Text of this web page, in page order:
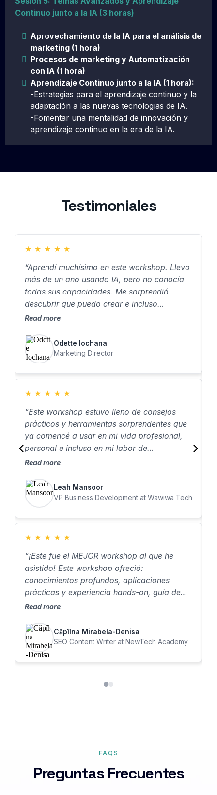
Continuo junto a la IA (3 horas)
Aprovechamiento de la IA para el análisis de
marketing (1 hora)
Procesos de marketing y Automatización
con IA (1 hora)
Aprendizaje Continuo junto a la IA (1 hora):
-Estrategias para el aprendizaje continuo y la
adaptación a las nuevas tecnologías de IA.
-Fomentar una mentalidad de innovación y
aprendizaje continuo en la era de la IA.
Testimoniales
★ ★ ★ ★ ★
“Aprendí muchísimo en este workshop. Llevo
más de un año usando IA, pero no conocía
todas sus capacidades. Me sorprendió
descubrir que puedo crear e incluso
personalizar mi propio GPT a un nivel tan
alcanzado otro nivel y estoy ansioso por
aplicar todo lo que aprendí en mi trabajo.”
Read more
Odette Iochana
Marketing Director
★ ★ ★ ★ ★
“Este workshop estuvo lleno de consejos
prácticos y herramientas sorprendentes que
ya comencé a usar en mi vida profesional,
personal e incluso en mi labor de
voluntariado. Las discusiones colaborativas
enriquecedoras, y aprender de ellos fue uno
de los aspectos más destacados.”
Read more
Leah Mansoor
VP Business Development at Wawiwa Tech
★ ★ ★ ★ ★
“¡Este fue el MEJOR workshop al que he
asistido! Este workshop ofreció:
conocimientos profundos, aplicaciones
prácticas y experiencia hands-on, guía de
expertos y aprendizaje colaborativo. Los
como magia para mi mente de marketing,
pero estoy emocionado por aplicar todo lo
increíble que aprendí.”
Read more
Căpîlna Mirabela-Denisa
SEO Content Writer at NewTech Academy
FAQS
Preguntas Frecuentes